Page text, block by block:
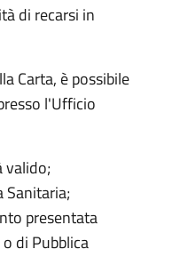
di recarsi in
Carta, è possibile
l'Ufficio
valido;
Sanitaria;
presentata
di Pubblica